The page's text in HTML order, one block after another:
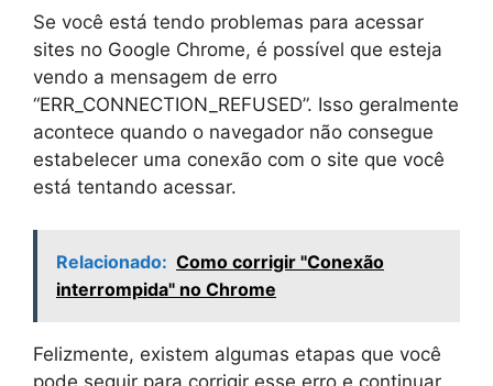
Se você está tendo problemas para acessar
sites no Google Chrome, é possível que esteja
vendo a mensagem de erro
“ERR_CONNECTION_REFUSED”. Isso geralmente
acontece quando o navegador não consegue
estabelecer uma conexão com o site que você
está tentando acessar.
Relacionado: Como corrigir "Conexão
interrompida" no Chrome
Felizmente, existem algumas etapas que você
pode seguir para corrigir esse erro e continuar